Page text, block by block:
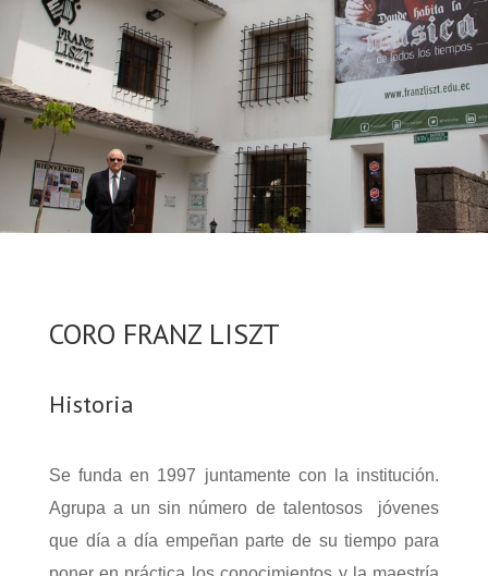
CORO FRANZ LISZT
Historia
Se funda en 1997 juntamente con la institución.
Agrupa a un sin número de talentosos jóvenes
que día a día empeñan parte de su tiempo para